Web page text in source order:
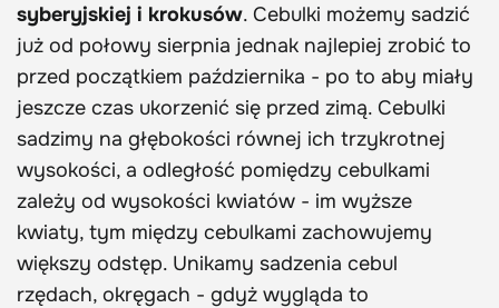
syberyjskiej i krokusów. Cebulki możemy sadzić
już od połowy sierpnia jednak najlepiej zrobić to
przed początkiem października - po to aby miały
jeszcze czas ukorzenić się przed zimą. Cebulki
sadzimy na głębokości równej ich trzykrotnej
wysokości, a odległość pomiędzy cebulkami
zależy od wysokości kwiatów - im wyższe
kwiaty, tym między cebulkami zachowujemy
większy odstęp. Unikamy sadzenia cebul
rzędach, okręgach - gdyż wygląda to